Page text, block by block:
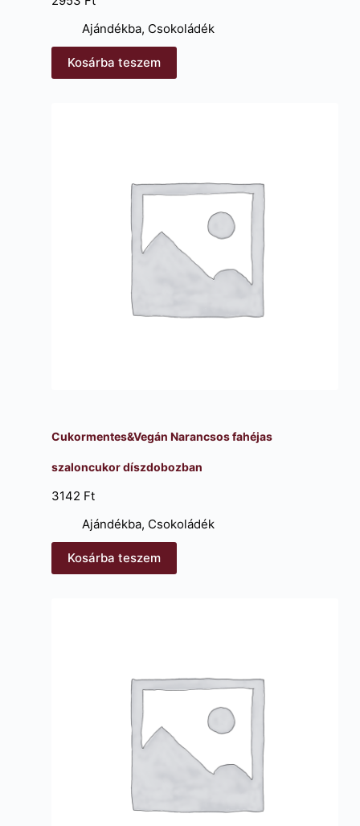
Ajándékba, Csokoládék
Kosárba teszem
Cukormentes&Vegán Narancsos fahéjas
szaloncukor díszdobozban
3142 Ft
Ajándékba, Csokoládék
Kosárba teszem